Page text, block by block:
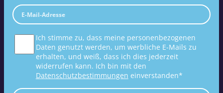
Ich stimme zu, dass meine personenbezogenen
Daten genutzt werden, um werbliche E-Mails zu
erhalten, und weiß, dass ich dies jederzeit
widerrufen kann. Ich bin mit den
Datenschutzbestimmungen einverstanden*